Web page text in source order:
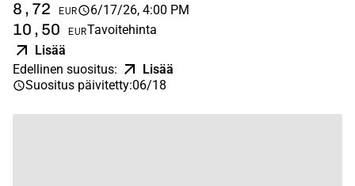
8,72 EUR 6/17/26, 4:00 PM
10,50 EURTavoitehinta
Lisää
Edellinen suositus:
Lisää
Suositus päivitetty:06/18